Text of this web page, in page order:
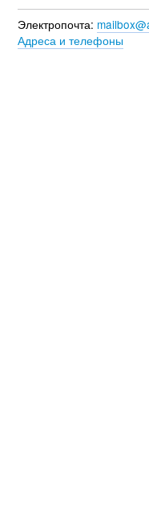
Электропочта:
Адреса и телефоны